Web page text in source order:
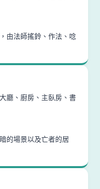
由法師搖鈴、作法、唸
廳、廚房、主臥房、書
的場景以及亡者的居